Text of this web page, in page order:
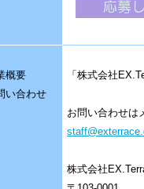
概要
い合わせ
「株式会社
お問い合わせは
株式会社